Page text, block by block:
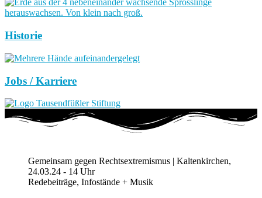
Historie
Jobs / Karriere
Gemeinsam gegen Rechtsextremismus | Kaltenkirchen,
24.03.24 - 14 Uhr
Redebeiträge, Infostände + Musik